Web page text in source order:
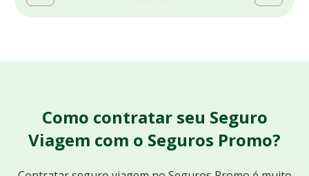
Como contratar seu Seguro
Viagem com o Seguros Promo?